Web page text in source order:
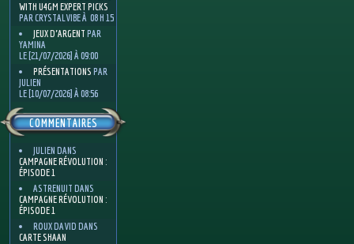
WITH U4GM EXPERT PICKS
PAR CRYSTALVIBE À 08 H 15
JEUX D'ARGENT PAR
YAMINA
LE [21/07/2026] À 09:00
PRÉSENTATIONS PAR
JULIEN
LE [10/07/2026] À 08:56
COMMENTAIRES
JULIEN DANS
CAMPAGNE RÉVOLUTION :
ÉPISODE 1
ASTRENUIT DANS
CAMPAGNE RÉVOLUTION :
ÉPISODE 1
ROUX DAVID DANS
CARTE SHAAN